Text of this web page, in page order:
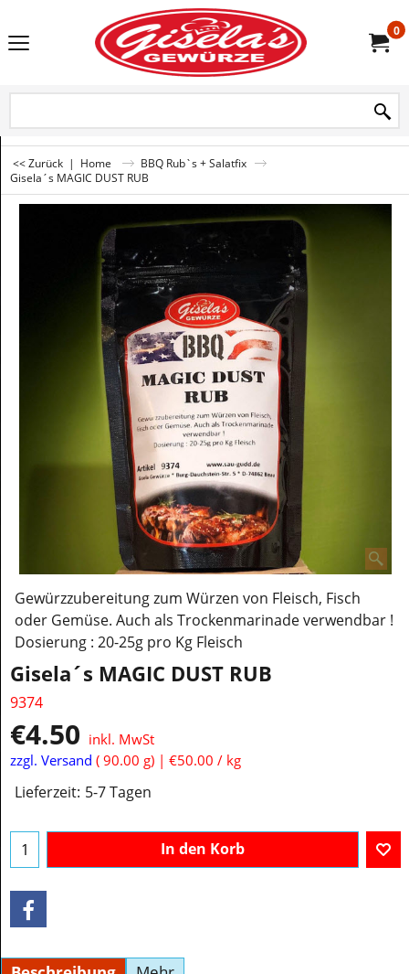
0
<< Zurück | Home
BBQ Rub`s + Salatfix
Gisela´s MAGIC DUST RUB
Gewürzzubereitung zum Würzen von Fleisch, Fisch
oder Gemüse. Auch als Trockenmarinade verwendbar !
Dosierung : 20-25g pro Kg Fleisch
Gisela´s MAGIC DUST RUB
9374
€4.50 inkl. MwSt
zzgl. Versand
90.00 g €50.00 / kg
Lieferzeit: 5-7 Tagen
In den Korb